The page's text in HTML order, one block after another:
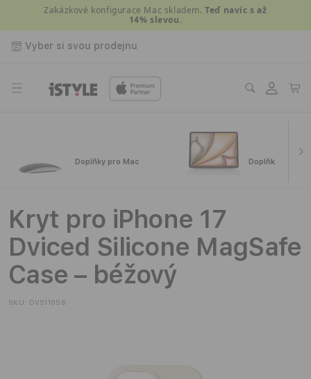
Přejít kZakázkové konfigurace Mac skladem.Teď navíc s až
14% slevou.
Vyber si svou prodejnu
Přihlásit
se
Košík
Doplňky pro Mac Doplňky pro
Kryt pro iPhone 17
Dviced Silicone MagSafe
Case – béžový
SKU: DV511058